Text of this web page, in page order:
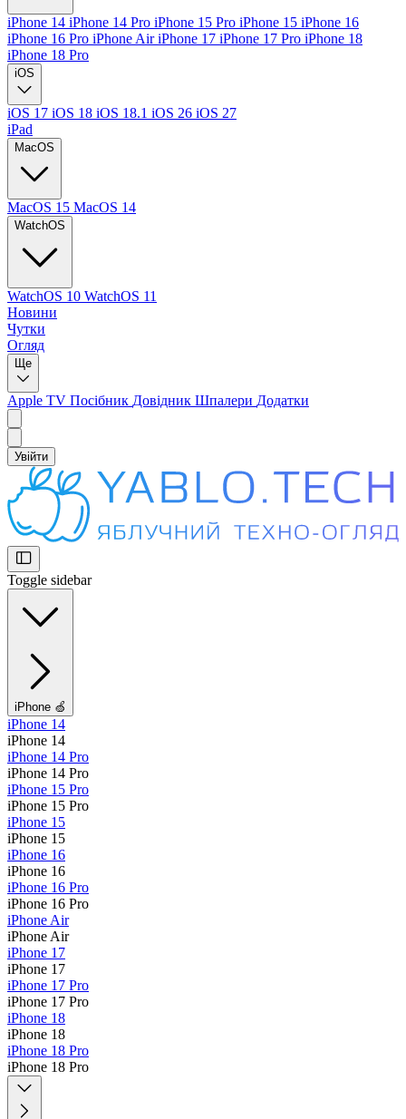
iPhone 14 iPhone 14 Pro iPhone 15 Pro iPhone 15 iPhone 16
iPhone 16 Pro iPhone AiriPhone 17 iPhone 17 Pro iPhone 18
iPhone 18 Pro
iOS
iOS 17 iOS 18 iOS 18.1 iOS 26 iOS 27
iPad
MacOS
MacOS 15 MacOS 14
WatchOS
WatchOS 10 WatchOS 11
Новини
Чутки
Огляд
Ще
Apple TV Посібник Довідник Шпалери Додатки
Увійти
Toggle sidebar
iPhone 🍏
iPhone 14
iPhone 14
iPhone 14 Pro
iPhone 14 Pro
iPhone 15 Pro
iPhone 15 Pro
iPhone 15
iPhone 15
iPhone 16
iPhone 16
iPhone 16 Pro
iPhone 16 Pro
iPhone Air
iPhone Air
iPhone 17
iPhone 17
iPhone 17 Pro
iPhone 17 Pro
iPhone 18
iPhone 18
iPhone 18 Pro
iPhone 18 Pro